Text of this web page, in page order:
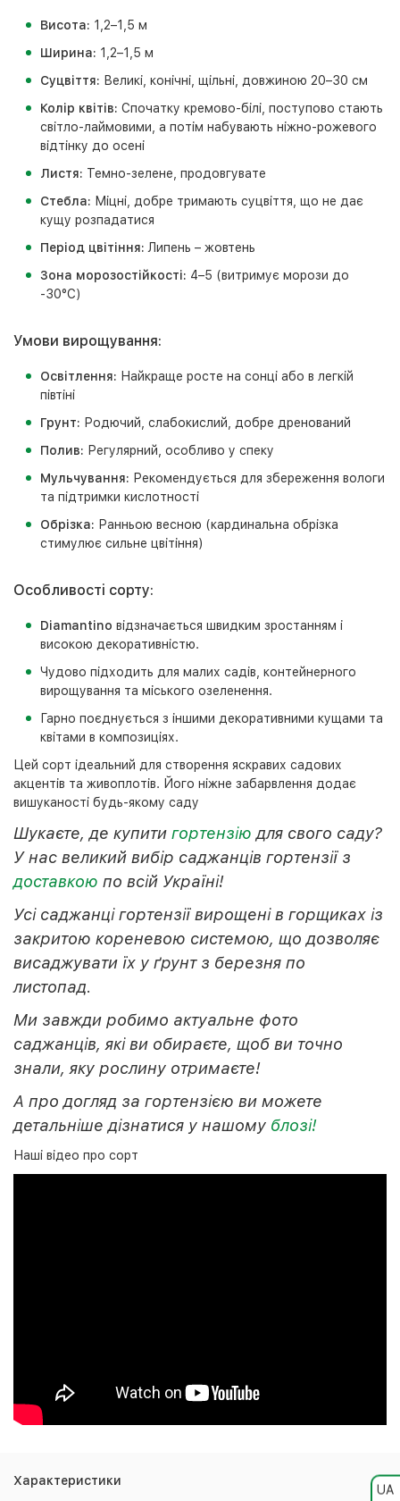
UA
Висота: 1,2–1,5 м
Ширина: 1,2–1,5 м
Суцвіття: Великі, конічні, щільні, довжиною 20–30 см
Колір квітів: Спочатку кремово-білі, поступово стають
світло-лаймовими, а потім набувають ніжно-рожевого
відтінку до осені
Листя: Темно-зелене, продовгувате
Стебла: Міцні, добре тримають суцвіття, що не дає
кущу розпадатися
Період цвітіння: Липень – жовтень
Зона морозостійкості: 4–5 (витримує морози до
-30°C)
Умови вирощування:
Освітлення: Найкраще росте на сонці або в легкій
півтіні
Грунт: Родючий, слабокислий, добре дренований
Полив: Регулярний, особливо у спеку
Мульчування: Рекомендується для збереження вологи
та підтримки кислотності
Обрізка: Ранньою весною (кардинальна обрізка
стимулює сильне цвітіння)
Особливості сорту:
Diamantino відзначається швидким зростанням і
високою декоративністю.
Чудово підходить для малих садів, контейнерного
вирощування та міського озеленення.
Гарно поєднується з іншими декоративними кущами та
квітами в композиціях.
Цей сорт ідеальний для створення яскравих садових
акцентів та живоплотів. Його ніжне забарвлення додає
вишуканості будь-якому саду
Шукаєте, де купити гортензію для свого саду?
У нас великий вибір саджанців гортензії з
доставкою по всій Україні!
Усі саджанці гортензії вирощені в горщиках із
закритою кореневою системою, що дозволяє
висаджувати їх у ґрунт з березня по
листопад.
Ми завжди робимо актуальне фото
саджанців, які ви обираєте, щоб ви точно
знали, яку рослину отримаєте!
А про догляд за гортензією ви можете
детальніше дізнатися у нашому блозі!
Наші відео про сорт
Характеристики